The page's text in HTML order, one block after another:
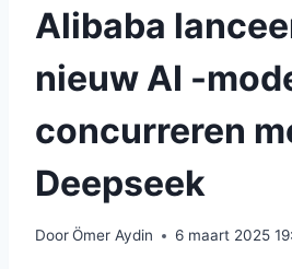
Alibaba
nieuw AI -
concurreren
Deepseek
DoorÖmer Aydin 6 maart 2025